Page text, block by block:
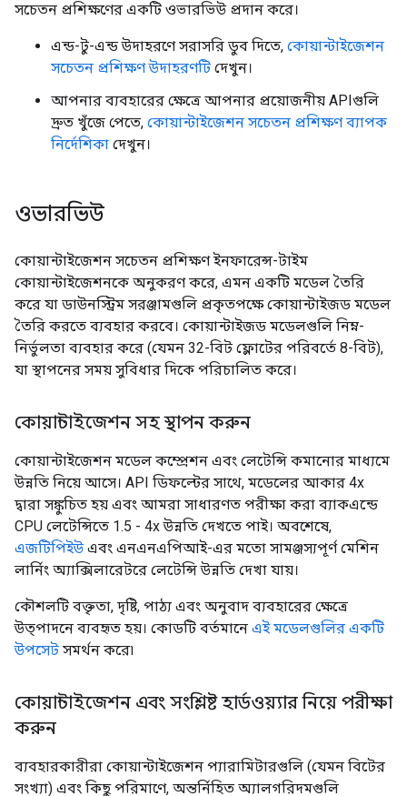
সচেতন প্রশিক্ষণের একটি ওভারভিউ প্রদান করে।
এন্ড-টু-এন্ড উদাহরণে সরাসরি ডুব দিতে, কোয়ান্টাইজেশন
সচেতন প্রশিক্ষণ উদাহরণটি দেখুন।
আপনার ব্যবহারের ক্ষেত্রে আপনার প্রয়োজনীয় APIগুলি
দ্রুত খুঁজে পেতে, কোয়ান্টাইজেশন সচেতন প্রশিক্ষণ ব্যাপক
নির্দেশিকা দেখুন।
ওভারভিউ
কোয়ান্টাইজেশন সচেতন প্রশিক্ষণ ইনফারেন্স-টাইম
কোয়ান্টাইজেশনকে অনুকরণ করে, এমন একটি মডেল তৈরি
করে যা ডাউনস্ট্রিম সরঞ্জামগুলি প্রকৃতপক্ষে কোয়ান্টাইজড মডেল
তৈরি করতে ব্যবহার করবে। কোয়ান্টাইজড মডেলগুলি নিম্ন-
নির্ভুলতা ব্যবহার করে (যেমন 32-বিট ফ্লোটের পরিবর্তে 8-বিট),
যা স্থাপনের সময় সুবিধার দিকে পরিচালিত করে।
কোয়ান্টাইজেশন সহ স্থাপন করুন
কোয়ান্টাইজেশন মডেল কম্প্রেশন এবং লেটেন্সি কমানোর মাধ্যমে
উন্নতি নিয়ে আসে। API ডিফল্টের সাথে, মডেলের আকার 4x
দ্বারা সঙ্কুচিত হয় এবং আমরা সাধারণত পরীক্ষা করা ব্যাকএন্ডে
CPU লেটেন্সিতে 1.5 - 4x উন্নতি দেখতে পাই। অবশেষে,
এজটিপিইউ এবং এনএনএপিআই-এর মতো সামঞ্জস্যপূর্ণ মেশিন
লার্নিং অ্যাক্সিলারেটরে লেটেন্সি উন্নতি দেখা যায়।
কৌশলটি বক্তৃতা, দৃষ্টি, পাঠ্য এবং অনুবাদ ব্যবহারের ক্ষেত্রে
উত্পাদনে ব্যবহৃত হয়। কোডটি বর্তমানে এই মডেলগুলির একটি
উপসেট সমর্থন করে৷
কোয়ান্টাইজেশন এবং সংশ্লিষ্ট হার্ডওয়্যার নিয়ে পরীক্ষা
করুন
ব্যবহারকারীরা কোয়ান্টাইজেশন প্যারামিটারগুলি (যেমন বিটের
সংখ্যা) এবং কিছু পরিমাণে, অন্তর্নিহিত অ্যালগরিদমগুলি